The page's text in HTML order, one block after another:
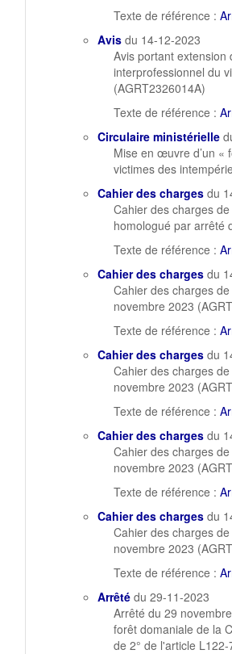
Texte de référence :
Avis du 14-12-2023
Avis portant extension
interprofessionnel du
(AGRT2326014A)
Texte de référence :
Circulaire ministérielle
Mise en œuvre d’un «
victimes des
Cahier des charges du
Cahier des charges de
homologué par arrêté
Texte de référence :
Cahier des charges du
Cahier des charges
novembre 2023
Texte de référence :
Cahier des charges du
Cahier des charges
novembre 2023
Texte de référence :
Cahier des charges du
Cahier des charges
novembre 2023
Texte de référence :
Cahier des charges du
Cahier des charges de
novembre 2023
Texte de référence :
Arrêté du 29-11-2023
Arrêté du 29
forêt domaniale de la
de 2° de l'article